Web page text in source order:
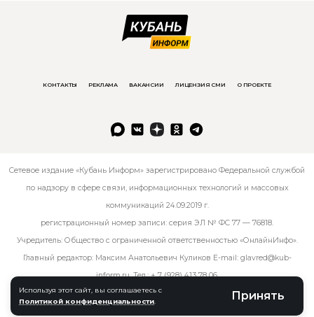
Используя этот сайт, вы соглашаетесь с
Политикой конфиденциальности
Принять
КОНТАКТЫ РЕКЛАМА ВАКАНСИИ ЛИЦЕНЗИЯ СМИ О ПРОЕКТЕ
Сетевое издание «Кубань Информ» зарегистрировано Федеральной службой
по надзору в сфере связи, информационных технологий и массовых
коммуникаций 24.09.2019 г.
регистрационный номер записи: серия ЭЛ № ФС 77 — 76818.
Учредитель: Общество с ограниченной ответственностью «ОнлайнИнфо».
Главный редактор: Максим Анатольевич Куликов E-mail: glavred@kub-
inform.ru. Тел.:+ 7 (928) 413 78 06.
© kub-inform 2026